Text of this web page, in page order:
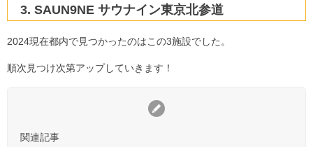
SAUN9NE サウナイン東京北参道
2024現在都内で見つかったのはこの3施設でした。
順次見つけ次第アップしていきます！
関連記事